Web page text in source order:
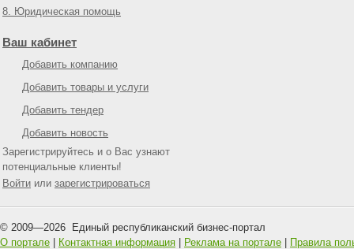
8. Юридическая помощь
Ваш кабинет
Добавить компанию
Добавить товары и услуги
Добавить тендер
Добавить новость
Зарегистрируйтесь и о Вас узнают
потенциальные клиенты!
Войти или зарегистрироваться
© 2009—2026 Единый республиканский бизнес-портал
О портале
Контактная информация Реклама на портале Правила